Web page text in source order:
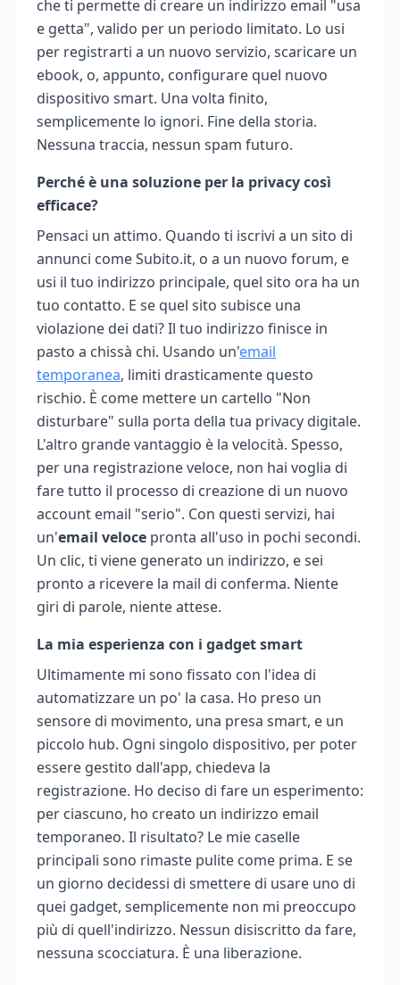
che ti permette di creare un indirizzo email "usa
e getta", valido per un periodo limitato. Lo usi
per registrarti a un nuovo servizio, scaricare un
ebook, o, appunto, configurare quel nuovo
dispositivo smart. Una volta finito,
semplicemente lo ignori. Fine della storia.
Nessuna traccia, nessun spam futuro.
Perché è una soluzione per la privacy così
efficace?
Pensaci un attimo. Quando ti iscrivi a un sito di
annunci come Subito.it, o a un nuovo forum, e
usi il tuo indirizzo principale, quel sito ora ha un
tuo contatto. E se quel sito subisce una
violazione dei dati? Il tuo indirizzo finisce in
pasto a chissà chi. Usando un'email
temporanea, limiti drasticamente questo
rischio. È come mettere un cartello "Non
disturbare" sulla porta della tua privacy digitale.
L'altro grande vantaggio è la velocità. Spesso,
per una registrazione veloce, non hai voglia di
fare tutto il processo di creazione di un nuovo
account email "serio". Con questi servizi, hai
un'email veloce pronta all'uso in pochi secondi.
Un clic, ti viene generato un indirizzo, e sei
pronto a ricevere la mail di conferma. Niente
giri di parole, niente attese.
La mia esperienza con i gadget smart
Ultimamente mi sono fissato con l'idea di
automatizzare un po' la casa. Ho preso un
sensore di movimento, una presa smart, e un
piccolo hub. Ogni singolo dispositivo, per poter
essere gestito dall'app, chiedeva la
registrazione. Ho deciso di fare un esperimento:
per ciascuno, ho creato un indirizzo email
temporaneo. Il risultato? Le mie caselle
principali sono rimaste pulite come prima. E se
un giorno decidessi di smettere di usare uno di
quei gadget, semplicemente non mi preoccupo
più di quell'indirizzo. Nessun disiscritto da fare,
nessuna scocciatura. È una liberazione.